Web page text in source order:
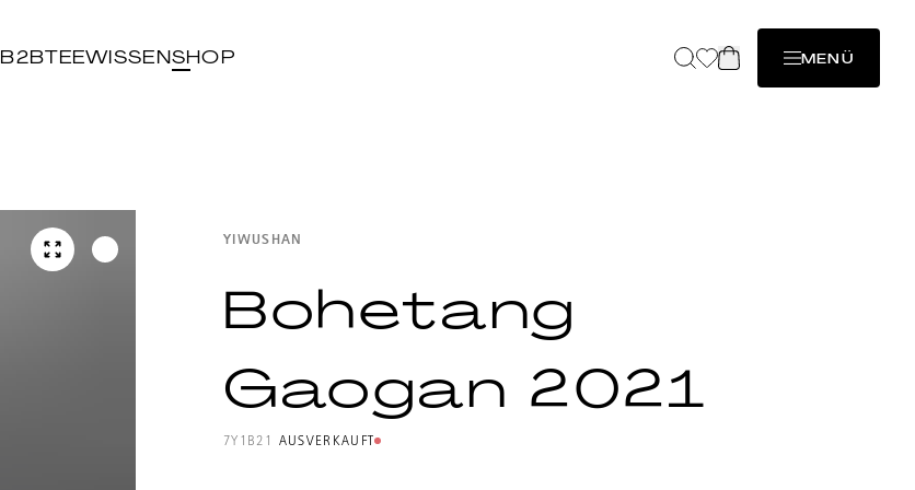
B2BTEEWISSENSHOP MENÜ
YIWUSHAN
Bohetang
Gaogan 2021
7Y1B21 AUSVERKAUFT